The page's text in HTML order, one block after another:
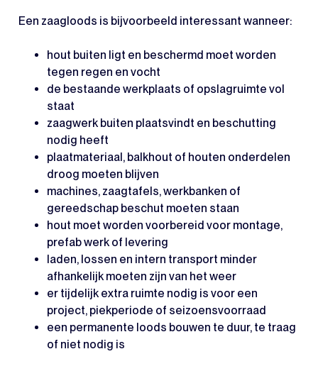
Een zaagloods is bijvoorbeeld interessant wanneer:
hout buiten ligt en beschermd moet worden
tegen regen en vocht
de bestaande werkplaats of opslagruimte vol
staat
zaagwerk buiten plaatsvindt en beschutting
nodig heeft
plaatmateriaal, balkhout of houten onderdelen
droog moeten blijven
machines, zaagtafels, werkbanken of
gereedschap beschut moeten staan
hout moet worden voorbereid voor montage,
prefab werk of levering
laden, lossen en intern transport minder
afhankelijk moeten zijn van het weer
er tijdelijk extra ruimte nodig is voor een
project, piekperiode of seizoensvoorraad
een permanente loods bouwen te duur, te traag
of niet nodig is